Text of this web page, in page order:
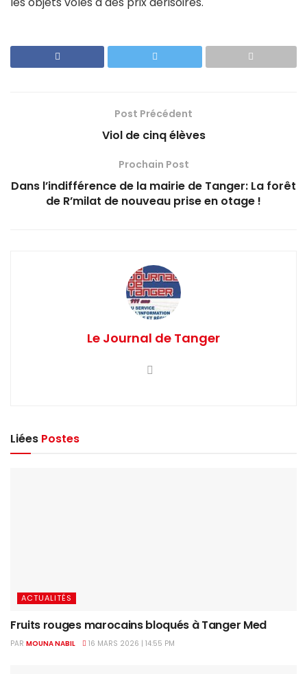
Post Précédent
Viol de cinq élèves
Prochain Post
Dans l’indifférence de la mairie de Tanger: La forêt
de R’milat de nouveau prise en otage !
Le Journal de Tanger
Liées Postes
ACTUALITÉS
Fruits rouges marocains bloqués à Tanger Med
PAR MOUNA NABIL 16 MARS 2026 | 14:55 PM